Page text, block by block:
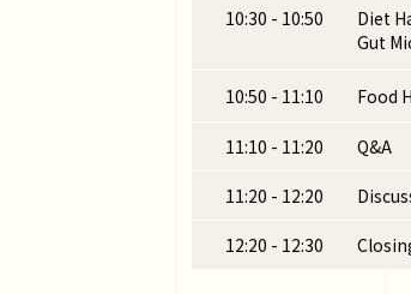
10:30 - 10:50
Diet
Gut
10:50 - 11:10 Food
11:10 - 11:20 Q&A
11:20 - 12:20
12:20 - 12:30